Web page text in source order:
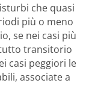
che quasi
più o meno
se nei casi più
transitorio
casi peggiori le
associate a